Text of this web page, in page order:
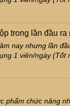
trong lần đầu ra
nay nhưng lần
1 viên/ngày (Tốt
phẩm chức năng